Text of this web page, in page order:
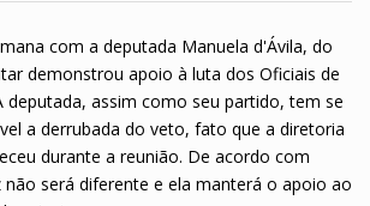
com a deputada Manuela d'Ávila, do
demonstrou apoio à luta dos Oficiais de
deputada, assim como seu partido, tem se
a derrubada do veto, fato que a diretoria
durante a reunião. De acordo com
não será diferente e ela manterá o apoio ao